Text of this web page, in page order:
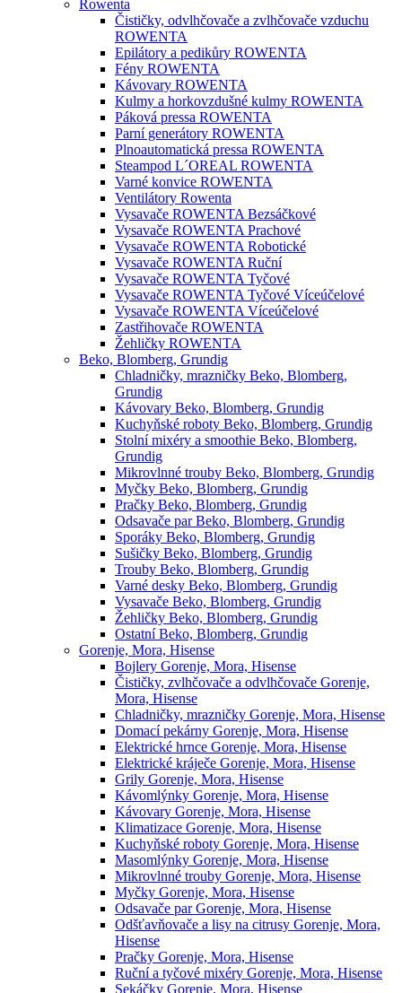
Rowenta
Čističky, odvlhčovače a zvlhčovače vzduchu
ROWENTA
Epilátory a pedikůry ROWENTA
Fény ROWENTA
Kávovary ROWENTA
Kulmy a horkovzdušné kulmy ROWENTA
Páková pressa ROWENTA
Parní generátory ROWENTA
Plnoautomatická pressa ROWENTA
Steampod L´OREAL ROWENTA
Varné konvice ROWENTA
Ventilátory Rowenta
Vysavače ROWENTA Bezsáčkové
Vysavače ROWENTA Prachové
Vysavače ROWENTA Robotické
Vysavače ROWENTA Ruční
Vysavače ROWENTA Tyčové
Vysavače ROWENTA Tyčové Víceúčelové
Vysavače ROWENTA Víceúčelové
Zastřihovače ROWENTA
Žehličky ROWENTA
Beko, Blomberg, Grundig
Chladničky, mrazničky Beko, Blomberg,
Grundig
Kávovary Beko, Blomberg, Grundig
Kuchyňské roboty Beko, Blomberg, Grundig
Stolní mixéry a smoothie Beko, Blomberg,
Grundig
Mikrovlnné trouby Beko, Blomberg, Grundig
Myčky Beko, Blomberg, Grundig
Pračky Beko, Blomberg, Grundig
Odsavače par Beko, Blomberg, Grundig
Sporáky Beko, Blomberg, Grundig
Sušičky Beko, Blomberg, Grundig
Trouby Beko, Blomberg, Grundig
Varné desky Beko, Blomberg, Grundig
Vysavače Beko, Blomberg, Grundig
Žehličky Beko, Blomberg, Grundig
Ostatní Beko, Blomberg, Grundig
Gorenje, Mora, Hisense
Bojlery Gorenje, Mora, Hisense
Čističky, zvlhčovače a odvlhčovače Gorenje,
Mora, Hisense
Chladničky, mrazničky Gorenje, Mora, Hisense
Domací pekárny Gorenje, Mora, Hisense
Elektrické hrnce Gorenje, Mora, Hisense
Elektrické kráječe Gorenje, Mora, Hisense
Grily Gorenje, Mora, Hisense
Kávomlýnky Gorenje, Mora, Hisense
Kávovary Gorenje, Mora, Hisense
Klimatizace Gorenje, Mora, Hisense
Kuchyňské roboty Gorenje, Mora, Hisense
Masomlýnky Gorenje, Mora, Hisense
Mikrovlnné trouby Gorenje, Mora, Hisense
Myčky Gorenje, Mora, Hisense
Odsavače par Gorenje, Mora, Hisense
Odšťavňovače a lisy na citrusy Gorenje, Mora,
Hisense
Pračky Gorenje, Mora, Hisense
Ruční a tyčové mixéry Gorenje, Mora, Hisense
Sekáčky Gorenje, Mora, Hisense